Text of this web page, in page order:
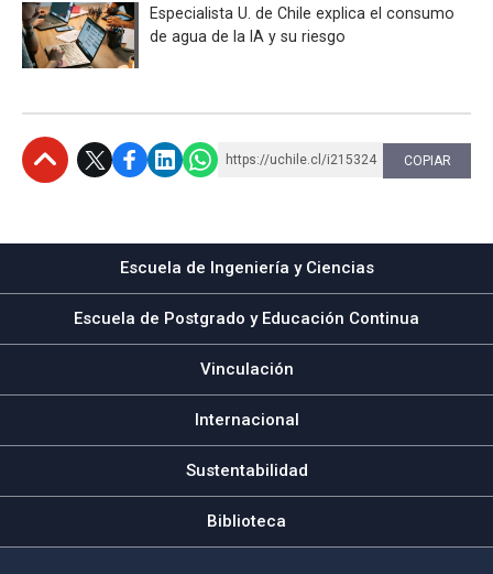
Especialista U. de Chile explica el consumo
de agua de la IA y su riesgo
https://uchile.cl/i215324 COPIAR
Escuela de Ingeniería y Ciencias
Escuela de Postgrado y Educación Continua
Vinculación
Internacional
Sustentabilidad
Biblioteca